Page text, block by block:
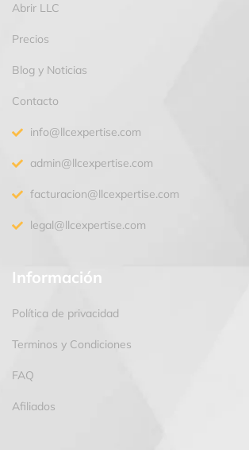
Abrir LLC
Precios
Blog y Noticias
Contacto
info@llcexpertise.com
admin@llcexpertise.com
facturacion@llcexpertise.com
legal@llcexpertise.com
Información
Política de privacidad
Terminos y Condiciones
FAQ
Afiliados